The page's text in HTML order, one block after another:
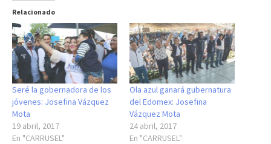
Relacionado
Seré la gobernadora de los
jóvenes: Josefina Vázquez
Mota
19 abril, 2017
En "CARRUSEL"
Ola azul ganará gubernatura
del Edomex: Josefina
Vázquez Mota
24 abril, 2017
En "CARRUSEL"